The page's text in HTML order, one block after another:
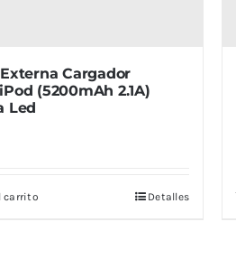
Cargador
(5200mAh 2.1A)
Led
carrito Detalles